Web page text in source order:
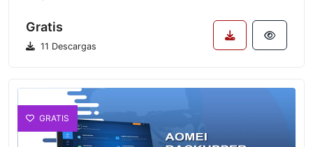
Gratis
11 Descargas
GRATIS